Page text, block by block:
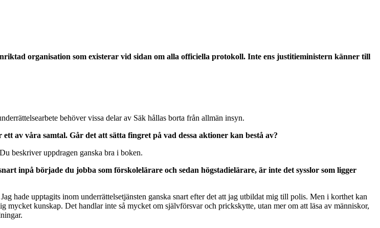
organisation som existerar vid sidan om alla officiella protokoll. Inte ens justitieministern känner till
behöver vissa delar av Säk hållas borta från allmän insyn.
av våra samtal. Går det att sätta fingret på vad dessa aktioner kan bestå av?
beskriver uppdragen ganska bra i boken.
inpå började du jobba som förskolelärare och sedan högstadielärare, är inte det sysslor som ligger
hade upptagits inom underrättelsetjänsten ganska snart efter det att jag utbildat mig till polis. Men i korthet kan
kunskap. Det handlar inte så mycket om självförsvar och prickskytte, utan mer om att läsa av människor,